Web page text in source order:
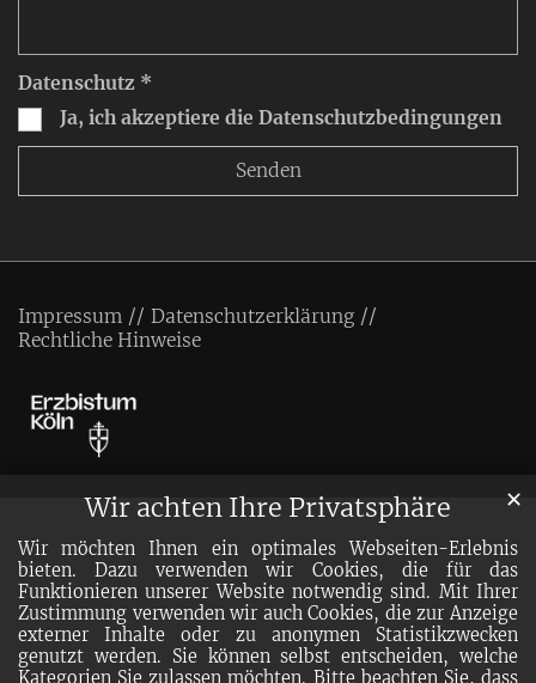
Wir achten Ihre Privatsphäre
Wir möchten Ihnen ein optimales Webseiten-Erlebnis
bieten. Dazu verwenden wir Cookies, die für das
Funktionieren unserer Website notwendig sind. Mit Ihrer
Zustimmung verwenden wir auch Cookies, die zur Anzeige
externer Inhalte oder zu anonymen Statistikzwecken
genutzt werden. Sie können selbst entscheiden, welche
Kategorien Sie zulassen möchten. Bitte beachten Sie, dass
✕
Datenschutz *
Ja, ich akzeptiere die Datenschutzbedingungen
Impressum
Datenschutzerklärung
Rechtliche Hinweise